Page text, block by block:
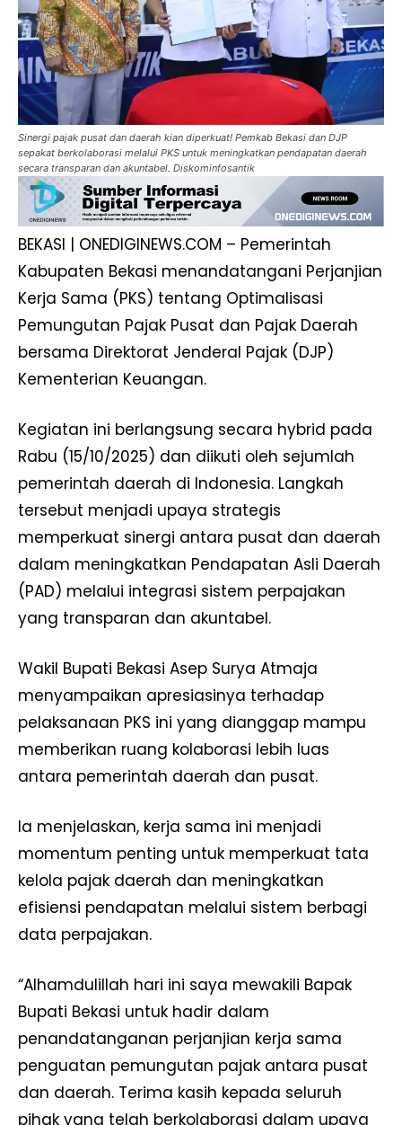
Sinergi pajak pusat dan daerah kian diperkuat! Pemkab Bekasi dan DJP
sepakat berkolaborasi melalui PKS untuk meningkatkan pendapatan daerah
secara transparan dan akuntabel. Diskominfosantik
BEKASI | ONEDIGINEWS.COM – Pemerintah
Kabupaten Bekasi menandatangani Perjanjian
Kerja Sama (PKS) tentang Optimalisasi
Pemungutan Pajak Pusat dan Pajak Daerah
bersama Direktorat Jenderal Pajak (DJP)
Kementerian Keuangan.
Kegiatan ini berlangsung secara hybrid pada
Rabu (15/10/2025) dan diikuti oleh sejumlah
pemerintah daerah di Indonesia. Langkah
tersebut menjadi upaya strategis
memperkuat sinergi antara pusat dan daerah
dalam meningkatkan Pendapatan Asli Daerah
(PAD) melalui integrasi sistem perpajakan
yang transparan dan akuntabel.
Wakil Bupati Bekasi Asep Surya Atmaja
menyampaikan apresiasinya terhadap
pelaksanaan PKS ini yang dianggap mampu
memberikan ruang kolaborasi lebih luas
antara pemerintah daerah dan pusat.
Ia menjelaskan, kerja sama ini menjadi
momentum penting untuk memperkuat tata
kelola pajak daerah dan meningkatkan
efisiensi pendapatan melalui sistem berbagi
data perpajakan.
“Alhamdulillah hari ini saya mewakili Bapak
Bupati Bekasi untuk hadir dalam
penandatanganan perjanjian kerja sama
penguatan pemungutan pajak antara pusat
dan daerah. Terima kasih kepada seluruh
pihak yang telah berkolaborasi dalam upaya